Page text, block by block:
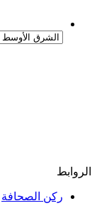
الروابط
ركن الصحافة